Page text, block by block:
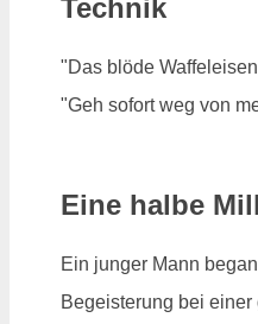
Technik
"Das blöde
"Geh sofort weg von
Eine halbe
Ein junger Mann
Begeisterung bei